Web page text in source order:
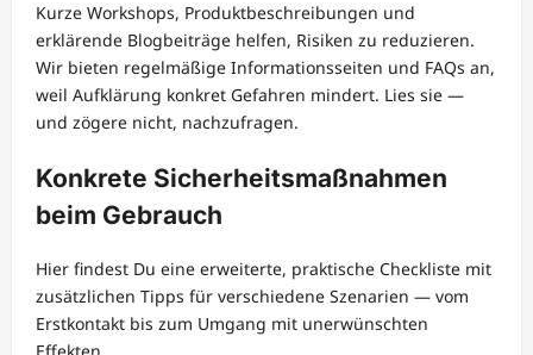
Kurze Workshops, Produktbeschreibungen und
erklärende Blogbeiträge helfen, Risiken zu reduzieren.
Wir bieten regelmäßige Informationsseiten und FAQs an,
weil Aufklärung konkret Gefahren mindert. Lies sie —
und zögere nicht, nachzufragen.
Konkrete Sicherheitsmaßnahmen
beim Gebrauch
Hier findest Du eine erweiterte, praktische Checkliste mit
zusätzlichen Tipps für verschiedene Szenarien — vom
Erstkontakt bis zum Umgang mit unerwünschten